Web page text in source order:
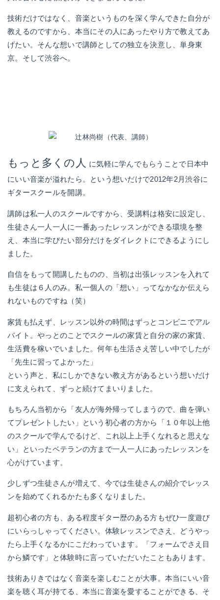
技術だけではなく、音楽というものを深く学んできた自分が
教えるのですから、本当にその人にあったやり方で教えてあ
げたい。そんな想いで講師としての独立を決意し、単身東
京。そして渋谷へ。
もっと多くの人 に気軽に学んでもらうことで日本中
にいい音楽が溢れたら。という想いだけで2012年2月渋谷に
ギタースクールを開講。
講師は私一人のスクールですから、受講料は格安に設定し、
生徒さん一人一人に一番あったレッスンができる環境を整
え、本当に学びたい部分だけをダイレクトにできるようにし
ました。
自信をもって開講したものの、当初は出張レッスンを入れて
も生徒は６人のみ。私一個人の「想い」ってなかなか伝えら
れないものですね（笑）
家賃も払えず、レッスン以外の時間はずっとコンビニでアル
バイト。やっとのことでスクールの家賃と自分の家の家賃、
生活費を稼いでいました。何年も生活さえ苦しい中でしたが
「先生に習ってよかった」
という声と、私にしかできない教え方があるという想いだけ
に支えられて、ずっと続けてまいりました。
もちろん当初から「友人が海外帰ってしまうので、曲を弾い
てプレゼントしたい」という初心者の方から「１０年以上他
のスクールで学んでるけど、これ以上上手くなれると思えな
い」といったベテランの方まで一人一人にあったレッスンを
心がけています。
少しずつ生徒さんが増えて、今では生徒さんの紹介でレッス
ンを始めてくれるかたも多くなりました。
超初心者の方も、ある程度ギター歴のある方もぜひ一度遊び
にいらっしゃってください。体験レッスンでさえ、どうやっ
たら上手くなるかにこだわっています。「フォームでさえ目
から鱗です」と体験時に言っていただいたこともあります。
技術ありきではなく音楽を楽しむことが大事。本当にいい音
楽を聴く耳が持てる、本当に音楽を愛することができる、そ